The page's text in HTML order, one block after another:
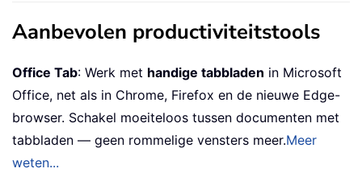
Aanbevolen productiviteitstools
Office Tab: Werk met handige tabbladen in Microsoft
Office, net als in Chrome, Firefox en de nieuwe Edge-
browser. Schakel moeiteloos tussen documenten met
tabbladen — geen rommelige vensters meer.Meer
weten...